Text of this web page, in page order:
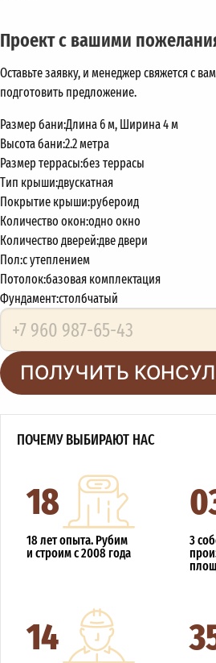
Проект с вашими
Оставьте заявку, и менеджер свяжется с
подготовить предложение.
Размер бани:Длина 6 м, Ширина 4 м
Высота бани:2.2 метра
Размер террасы:без террасы
Тип крыши:двускатная
Покрытие крыши:рубероид
Количество окон:одно окно
Количество дверей:две двери
Пол:с утеплением
Потолок:базовая комплектация
Фундамент:столбчатый
ПОЛУЧИТЬ
ПОЧЕМУ ВЫБИРАЮТ НАС
18
18 лет опыта. Рубим
и строим с 2008 года
3
14